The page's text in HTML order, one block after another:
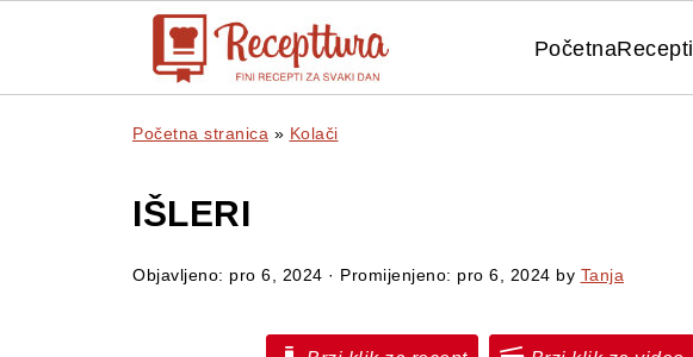
PočetnaRecepti
Početna stranica » Kolači
IŠLERI
Objavljeno: pro 6, 2024 · Promijenjeno: pro 6, 2024 by Tanja